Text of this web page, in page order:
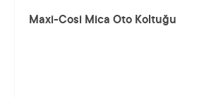
Maxi-Cosi Mica Oto Koltuğu